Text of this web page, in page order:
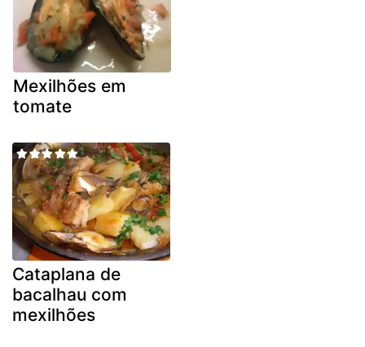
Mexilhões em
tomate
Cataplana de
bacalhau com
mexilhões